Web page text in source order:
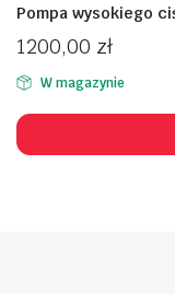
Pompa wysokiego
1200,00 zł
W magazynie